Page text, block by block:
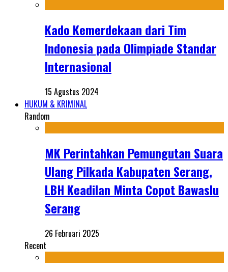
Kado Kemerdekaan dari Tim
Indonesia pada Olimpiade Standar
Internasional
15 Agustus 2024
HUKUM & KRIMINAL
Random
MK Perintahkan Pemungutan Suara
Ulang Pilkada Kabupaten Serang,
LBH Keadilan Minta Copot Bawaslu
Serang
26 Februari 2025
Recent